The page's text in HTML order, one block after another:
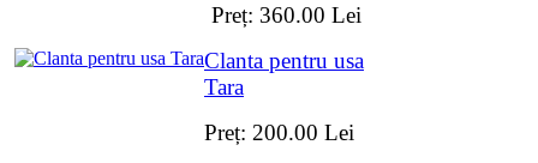
Preț: 360.00 Lei
Clanta pentru usa
Tara
Preț: 200.00 Lei